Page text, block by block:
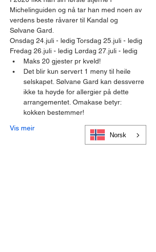
Michelinguiden og nå tar han med noen av
verdens beste råvarer til Kandal og
Sølvane Gard.
Onsdag 24.juli - ledig Torsdag 25.juli - ledig
Fredag 26.juli - ledig Lørdag 27.juli - ledig
Maks 20 gjester pr kveld!
Det blir kun servert 1 meny til heile
selskapet. Sølvane Gard kan dessverre
ikke ta høyde for allergier på dette
arrangementet. Omakase betyr:
kokken bestemmer!
Vis meir
Norsk